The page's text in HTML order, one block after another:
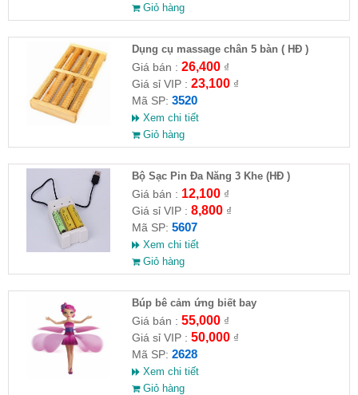
Giỏ hàng
Dụng cụ massage chân 5 bàn ( HĐ )
Giá bán : 26,400₫
Giá sỉ VIP : 23,100₫
Mã SP: 3520
Xem chi tiết
Giỏ hàng
Bộ Sạc Pin Đa Năng 3 Khe (HĐ )
Giá bán : 12,100₫
Giá sỉ VIP : 8,800₫
Mã SP: 5607
Xem chi tiết
Giỏ hàng
​Búp bê cảm ứng biết bay
Giá bán : 55,000₫
Giá sỉ VIP : 50,000₫
Mã SP: 2628
Xem chi tiết
Giỏ hàng